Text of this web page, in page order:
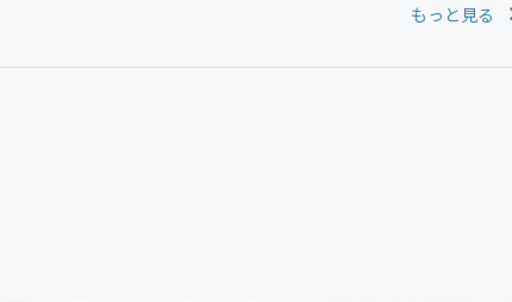
もっと見る